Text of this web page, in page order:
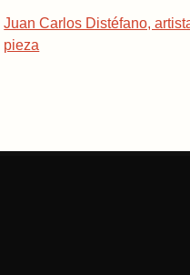
Juan Carlos Distéfano,
pieza